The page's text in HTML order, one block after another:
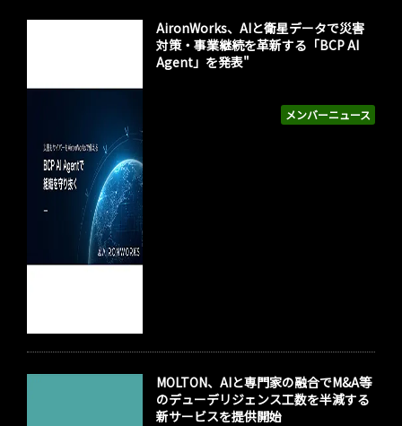
メンバーニュース
AironWorks、AIと衛星データで災害
対策・事業継続を革新する「BCP AI
Agent」を発表"
MOLTON、AIと専門家の融合でM&A等
のデューデリジェンス工数を半減する
新サービスを提供開始